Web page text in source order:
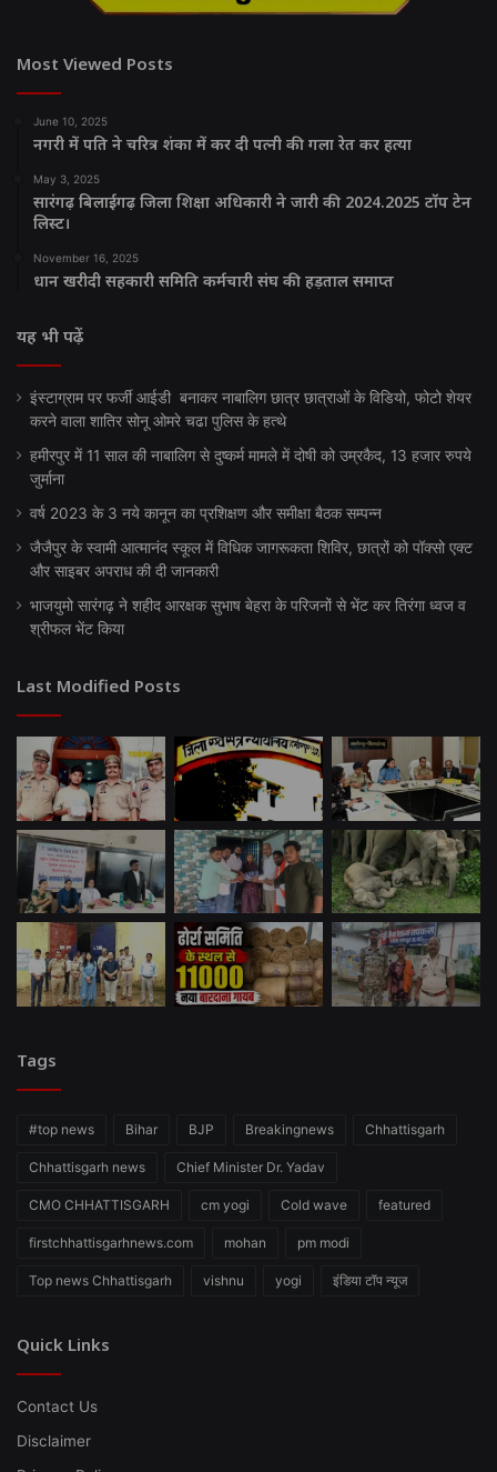
Most Viewed Posts
June 10, 2025
नगरी में पति ने चरित्र शंका में कर दी पत्नी की गला रेत कर हत्या
May 3, 2025
सारंगढ़ बिलाईगढ़ जिला शिक्षा अधिकारी ने जारी की 2024.2025 टॉप टेन
लिस्ट।
November 16, 2025
धान खरीदी सहकारी समिति कर्मचारी संघ की हड़ताल समाप्त
यह भी पढ़ें
इंस्टाग्राम पर फर्जी आईडी बनाकर नाबालिग छात्र छात्राओं के विडियो, फोटो शेयर
करने वाला शातिर सोनू ओमरे चढा पुलिस के हत्थे
हमीरपुर में 11 साल की नाबालिग से दुष्कर्म मामले में दोषी को उम्रकैद, 13 हजार रुपये
जुर्माना
वर्ष 2023 के 3 नये कानून का प्रशिक्षण और समीक्षा बैठक सम्पन्न
जैजैपुर के स्वामी आत्मानंद स्कूल में विधिक जागरूकता शिविर, छात्रों को पॉक्सो एक्ट
और साइबर अपराध की दी जानकारी
भाजयुमो सारंगढ़ ने शहीद आरक्षक सुभाष बेहरा के परिजनों से भेंट कर तिरंगा ध्वज व
श्रीफल भेंट किया
Last Modified Posts
Tags
#top news Bihar BJP Breakingnews Chhattisgarh
Chhattisgarh news Chief Minister Dr. Yadav
CMO CHHATTISGARH cm yogi Cold wave featured
firstchhattisgarhnews.com mohan pm modi
Top news Chhattisgarh vishnu yogi इंडिया टॉप न्यूज
Quick Links
Contact Us
Disclaimer